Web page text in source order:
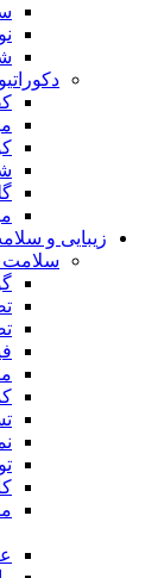
دکوراتیو
زیبایی و